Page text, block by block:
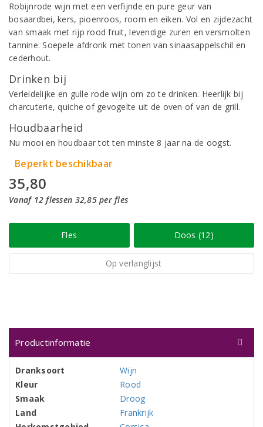
Robijnrode wijn met een verfijnde en pure geur van
bosaardbei, kers, pioenroos, room en eiken. Vol en zijdezacht
van smaak met rijp rood fruit, levendige zuren en versmolten
tannine. Soepele afdronk met tonen van sinaasappelschil en
cederhout.
Drinken bij
Verleidelijke en gulle rode wijn om zo te drinken. Heerlijk bij
charcuterie, quiche of gevogelte uit de oven of van de grill.
Houdbaarheid
Nu mooi en houdbaar tot ten minste 8 jaar na de oogst.
Beperkt beschikbaar
35,80
Vanaf 12 flessen 32,85 per fles
Fles Doos (12)
Op verlanglijst
Productinformatie
Dranksoort
Wijn
Kleur
Rood
Smaak
Droog
Land
Frankrijk